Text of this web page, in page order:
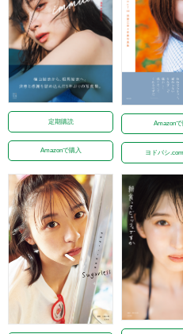
定期購読
Amazonで購入
Amazonで
ヨドバシ